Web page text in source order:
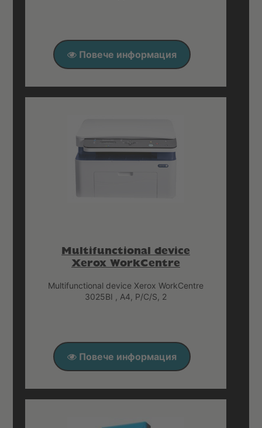
Повече информация
Multifunctional device
Xerox WorkCentre
Multifunctional device Xerox WorkCentre
3025BI , A4, P/C/S, 2
Повече информация